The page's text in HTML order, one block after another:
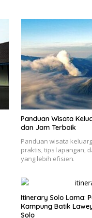
Panduan Wisata
dan Jam Terbaik
Panduan wisata
praktis, tips lapangan,
yang lebih efisien.
Itinerary Solo Lama:
Kampung Batik
Solo